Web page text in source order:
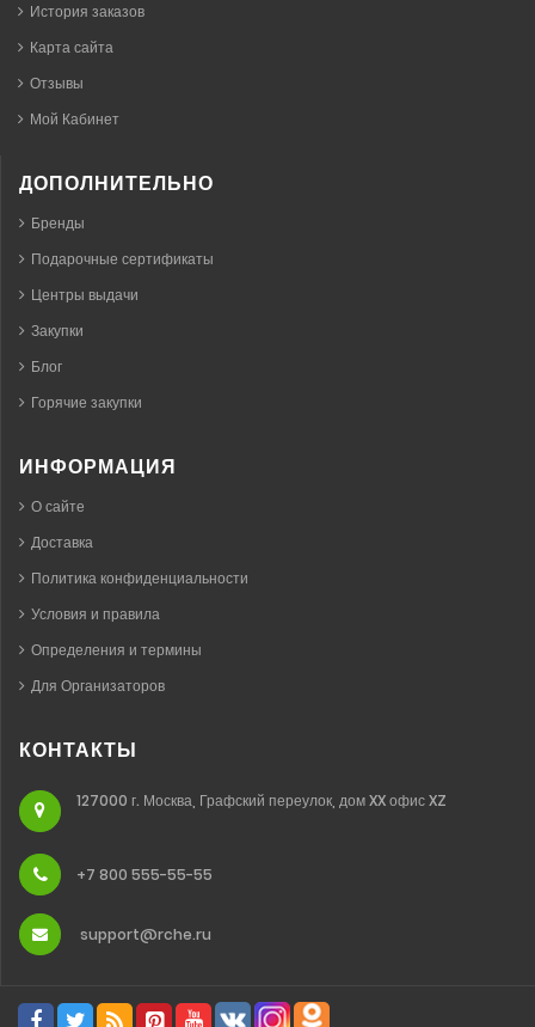
История заказов
Карта сайта
Отзывы
Мой Кабинет
ДОПОЛНИТЕЛЬНО
Бренды
Подарочные сертификаты
Центры выдачи
Закупки
Блог
Горячие закупки
ИНФОРМАЦИЯ
О сайте
Доставка
Политика конфиденциальности
Условия и правила
Определения и термины
Для Организаторов
КОНТАКТЫ
127000 г. Москва, Графский переулок, дом XX офис XZ
+7 800 555-55-55
support@rche.ru